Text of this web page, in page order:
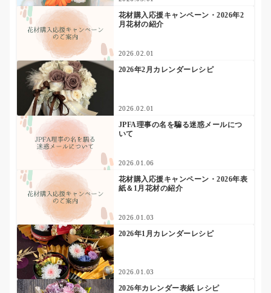
花材購入応援キャンペーン・2026年2
月花材の紹介
2026.02.01
2026年2月カレンダーレシピ
2026.02.01
JPFA理事の名を騙る迷惑メールにつ
いて
2026.01.06
花材購入応援キャンペーン・2026年表
紙＆1月花材の紹介
2026.01.03
2026年1月カレンダーレシピ
2026.01.03
2026年カレンダー表紙 レシピ